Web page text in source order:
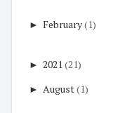
► February(1)
► 2021 (21)
► August(1)